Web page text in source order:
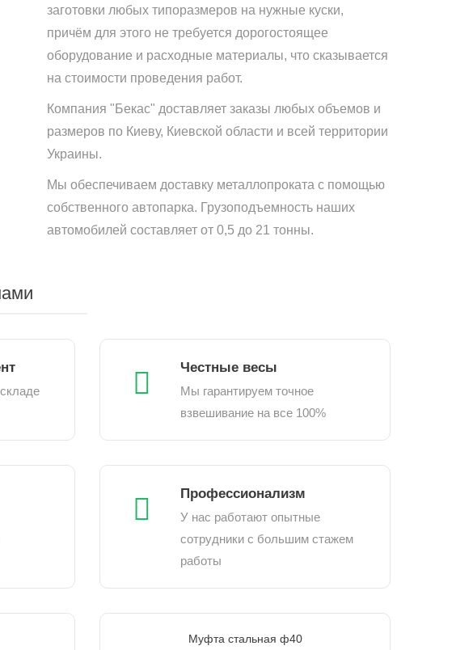
заготовки любых типоразмеров на нужные куски,
причём для этого не требуется дорогостоящее
оборудование и расходные материалы, что сказывается
на стоимости проведения работ.
Компания "Бекас" доставляет заказы любых объемов и
размеров по Киеву, Киевской области и всей территории
Украины.
Мы обеспечиваем доставку металлопроката с помощью
собственного автопарка. Грузоподъемность наших
автомобилей составляет от 0,5 до 21 тонны.
Честные весы
Мы гарантируем точное
взвешивание на все 100%
Профессионализм
У нас работают опытные
сотрудники с большим стажем
работы
Муфта стальная ф40